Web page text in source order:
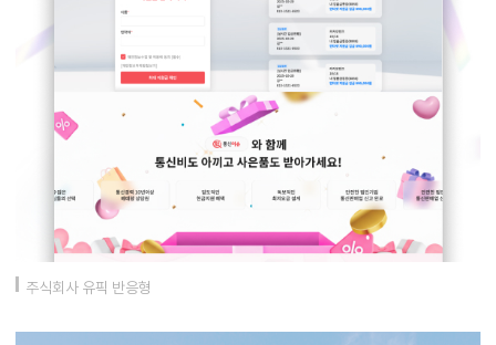
주식회사 유픽 반응형